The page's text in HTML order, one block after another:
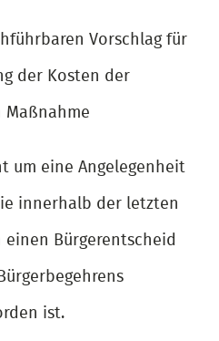
Vorschlag für
der Kosten der
Maßnahme
um eine Angelegenheit
innerhalb der letzten
einen Bürgerentscheid
ist.